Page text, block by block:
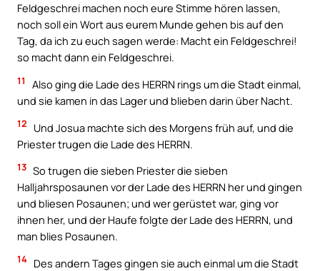
Feldgeschrei machen noch eure Stimme hören lassen,
noch soll ein Wort aus eurem Munde gehen bis auf den
Tag, da ich zu euch sagen werde: Macht ein Feldgeschrei!
so macht dann ein Feldgeschrei.
11
Also ging die Lade des HERRN rings um die Stadt einmal,
und sie kamen in das Lager und blieben darin über Nacht.
12
Und Josua machte sich des Morgens früh auf, und die
Priester trugen die Lade des HERRN.
13 So trugen die sieben Priester die sieben
Halljahrsposaunen vor der Lade des HERRN her und gingen
und bliesen Posaunen; und wer gerüstet war, ging vor
ihnen her, und der Haufe folgte der Lade des HERRN, und
man blies Posaunen.
14 Des andern Tages gingen sie auch einmal um die Stadt